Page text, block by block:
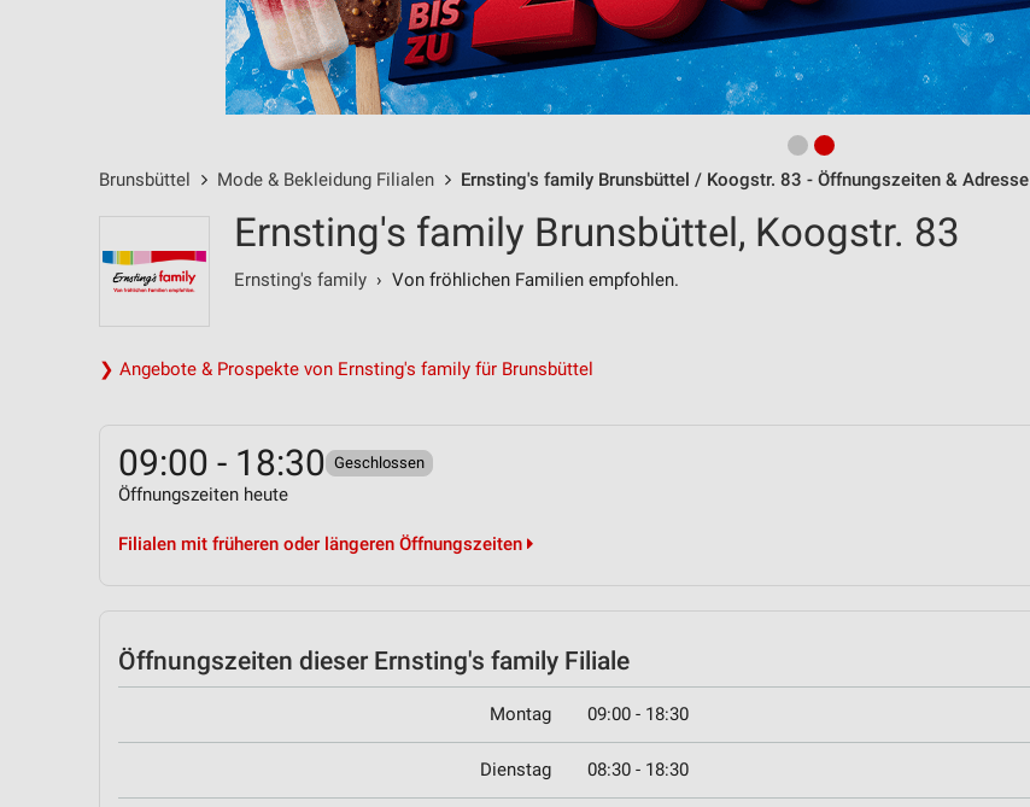
Brunsbüttel Mode & Bekleidung Filialen Ernsting's family Brunsbüttel / Koogstr. 83 - Öffnungszeiten & Adresse
Ernsting's family Brunsbüttel, Koogstr. 83
Ernsting's family › Von fröhlichen Familien empfohlen.
❯ Angebote & Prospekte von Ernsting's family für Brunsbüttel
09:00 - 18:30 Geschlossen
Öffnungszeiten heute
Filialen mit früheren oder längeren Öffnungszeiten
Öffnungszeiten dieser Ernsting's family Filiale
Montag 09:00 - 18:30
Dienstag 08:30 - 18:30